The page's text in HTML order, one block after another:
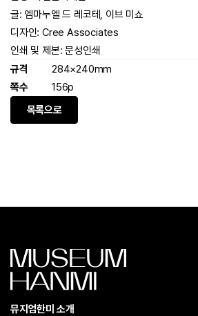
글: 엠마누엘 드 레코테, 이브 미쇼
디자인: Cree Associates
인쇄 및 제본: 문성인쇄
규격
284×240mm
쪽수
156p
목록으로
뮤지엄한미 소개